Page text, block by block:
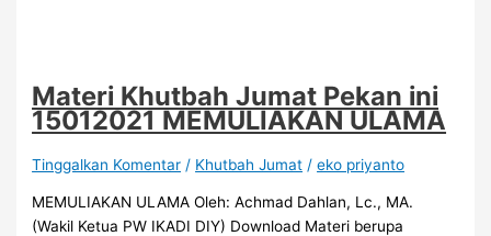
Materi Khutbah Jumat Pekan ini
15012021 MEMULIAKAN ULAMA
Tinggalkan Komentar / Khutbah Jumat /eko priyanto
MEMULIAKAN ULAMA Oleh: Achmad Dahlan, Lc., MA.
(Wakil Ketua PW IKADI DIY) Download Materi berupa